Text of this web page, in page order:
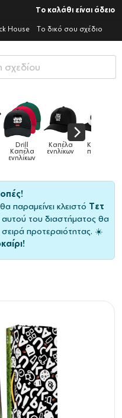
Το καλάθι είναι άδειο
House Το δικό σου σχέδιο
Καπέλα
ενηλίκων
Καπέλα
παιδικά Κούπες
παραμείνει κλειστό Τετ
αυτού του διαστήματος θα
σειρά προτεραιότητας. ☀️